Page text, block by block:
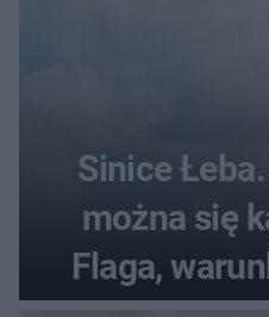
Sinice
można się
Flaga,